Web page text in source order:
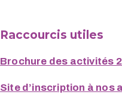
Raccourcis utiles
Brochure des activités
Site d’inscription à nos